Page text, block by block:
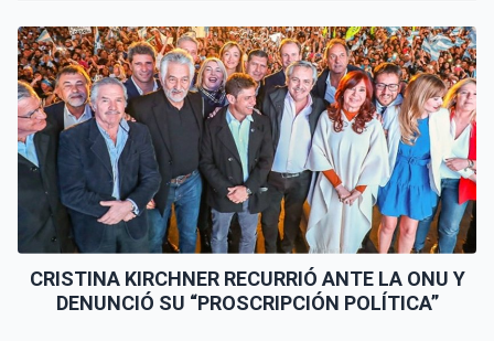
CRISTINA KIRCHNER RECURRIÓ ANTE LA ONU Y
DENUNCIÓ SU “PROSCRIPCIÓN POLÍTICA”